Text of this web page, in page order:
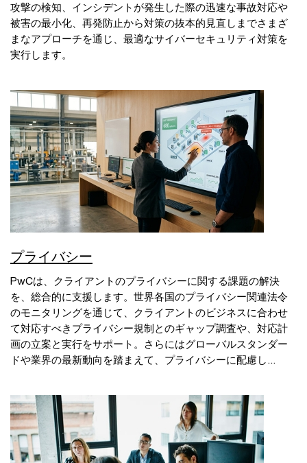
攻撃の検知、インシデントが発生した際の迅速な事故対応や
被害の最小化、再発防止から対策の抜本的見直しまでさまざ
まなアプローチを通じ、最適なサイバーセキュリティ対策を
実行します。
プライバシー
PwCは、クライアントのプライバシーに関する課題の解決
を、総合的に支援します。世界各国のプライバシー関連法令
のモニタリングを通じて、クライアントのビジネスに合わせ
て対応すべきプライバシー規制とのギャップ調査や、対応計
画の立案と実行をサポート。さらにはグローバルスタンダー
ドや業界の最新動向を踏まえて、プライバシーに配慮し...